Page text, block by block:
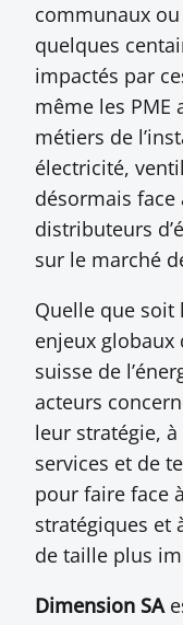
communaux
quelques
impactés par
même les PME
métiers de
électricité,
désormais face
distributeurs
sur le marché
Quelle que soit
enjeux
suisse de
acteurs
leur stratégie,
services et de
pour faire face
stratégiques et
de taille plus
Dimension SA